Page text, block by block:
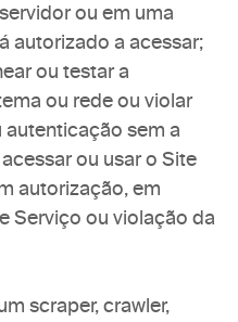
ou em uma
autorizado a acessar;
ou testar a
ou rede ou violar
sem a
ou usar o Site
autorização, em
Serviço ou violação da
scraper, crawler,